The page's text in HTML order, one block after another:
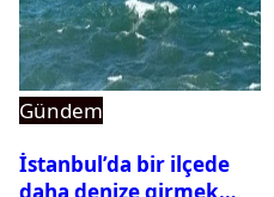
Gündem
İstanbul’da bir ilçede